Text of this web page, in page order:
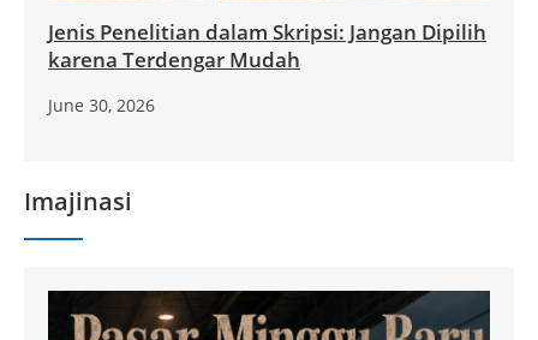
Jenis Penelitian dalam Skripsi: Jangan Dipilih
karena Terdengar Mudah
June 30, 2026
Imajinasi